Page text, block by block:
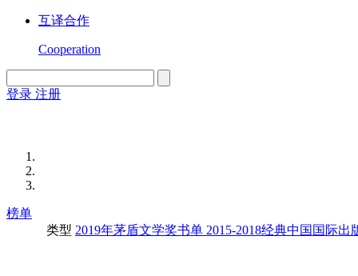
互译合作
Cooperation
登录 注册
榜单
类型 2019年茅盾文学奖书单 2015-2018经典中国国际